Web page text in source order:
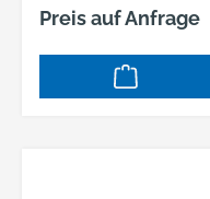
Preis auf Anfrage